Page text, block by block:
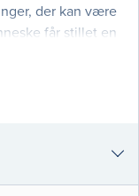
der kan være
får stillet en
seneste årtier